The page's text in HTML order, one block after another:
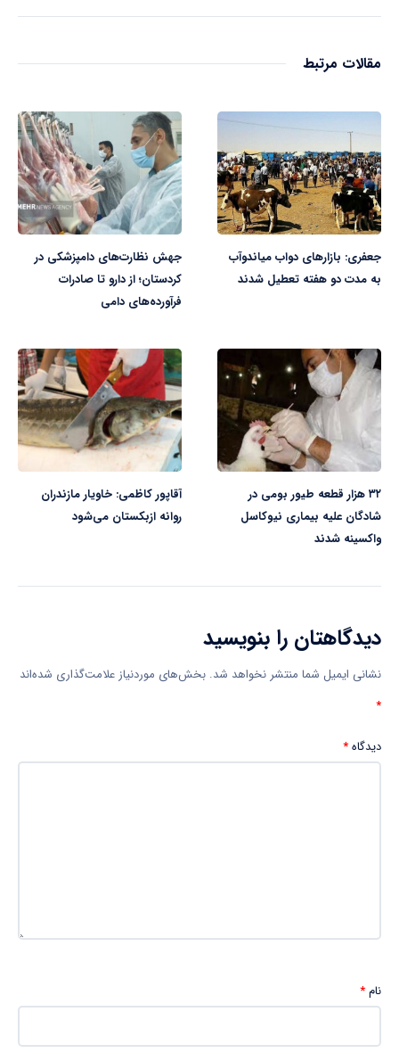
مقالات مرتبط
جعفری: بازارهای دواب میاندوآب
به مدت دو هفته تعطیل شدند
جهش نظارت‌های دامپزشکی در
کردستان؛ از دارو تا صادرات
فرآورده‌های دامی
۳۲ هزار قطعه طیور بومی در
شادگان علیه بیماری نیوکاسل
واکسینه شدند
آقاپور کاظمی: خاویار مازندران
روانه ازبکستان می‌شود
دیدگاهتان را بنویسید
نشانی ایمیل شما منتشر نخواهد شد. بخش‌های موردنیاز علامت‌گذاری شده‌اند
*
دیدگاه*
نام*